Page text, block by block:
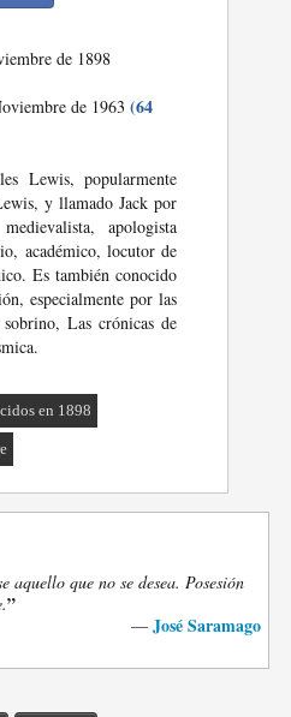
de 1898
de 1963(64
Lewis, popularmente
y llamado Jack por
apologista
académico, locutor de
Es también conocido
especialmente por las
Las crónicas de
en 1898
aquello que no se desea. Posesión
”
— José Saramago